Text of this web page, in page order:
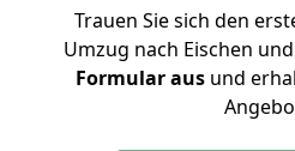
Trauen Sie sich den
Umzug nach Eischen und
Formular ausund